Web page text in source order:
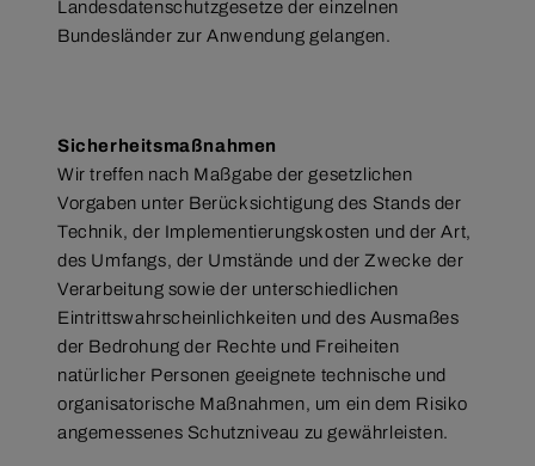
Landesdatenschutzgesetze der einzelnen
Bundesländer zur Anwendung gelangen.
Sicherheitsmaßnahmen
Wir treffen nach Maßgabe der gesetzlichen
Vorgaben unter Berücksichtigung des Stands der
Technik, der Implementierungskosten und der Art,
des Umfangs, der Umstände und der Zwecke der
Verarbeitung sowie der unterschiedlichen
Eintrittswahrscheinlichkeiten und des Ausmaßes
der Bedrohung der Rechte und Freiheiten
natürlicher Personen geeignete technische und
organisatorische Maßnahmen, um ein dem Risiko
angemessenes Schutzniveau zu gewährleisten.